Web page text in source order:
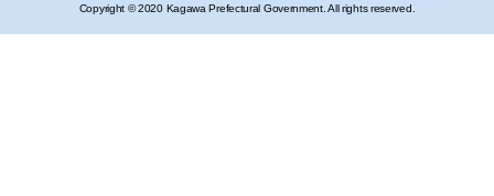
Copyright © 2020 Kagawa Prefectural Government. All rights reserved.